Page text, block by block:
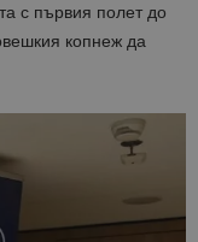
с първия полет до
копнеж да